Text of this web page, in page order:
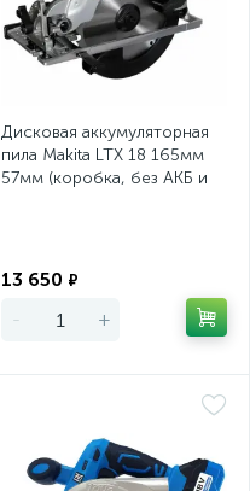
Дисковая аккумуляторная
пила Makita LTX 18 165мм
57мм (коробка, без АКБ и
13 650 ₽
- +